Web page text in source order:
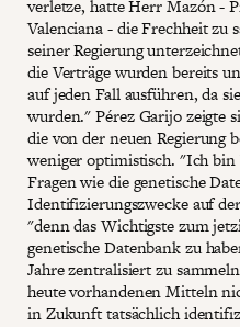
verletze, hatte Herr Mazón -
Valenciana - die Frechheit zu
seiner Regierung
die Verträge wurden bereits
auf jeden Fall ausführen, da
wurden." Pérez Garijo zeigte
die von der neuen Regierung
weniger optimistisch. "Ich bin
Fragen wie die genetische
Identifizierungszwecke auf
"denn das Wichtigste zum
genetische Datenbank zu
Jahre zentralisiert zu
heute vorhandenen Mitteln
in Zukunft tatsächlich